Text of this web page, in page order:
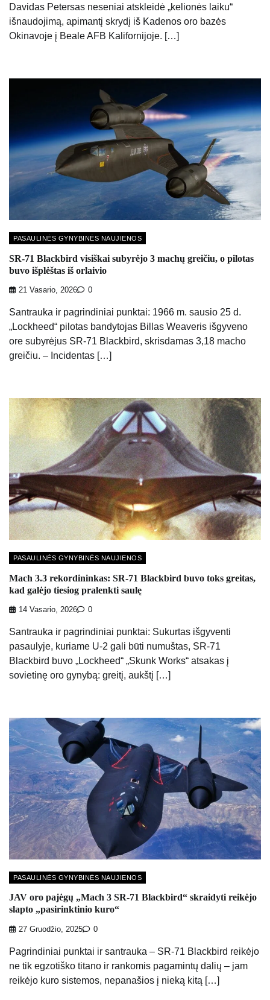
Davidas Petersas neseniai atskleidė „kelionės laiku“
išnaudojimą, apimantį skrydį iš Kadenos oro bazės
Okinavoje į Beale AFB Kalifornijoje. […]
PASAULINĖS GYNYBINĖS NAUJIENOS
SR-71 Blackbird visiškai subyrėjo 3 machų greičiu, o pilotas
buvo išplėštas iš orlaivio
21 Vasario, 2026 0
Santrauka ir pagrindiniai punktai: 1966 m. sausio 25 d.
„Lockheed“ pilotas bandytojas Billas Weaveris išgyveno
ore subyrėjus SR-71 Blackbird, skrisdamas 3,18 macho
greičiu. – Incidentas […]
PASAULINĖS GYNYBINĖS NAUJIENOS
Mach 3.3 rekordininkas: SR-71 Blackbird buvo toks greitas,
kad galėjo tiesiog pralenkti saulę
14 Vasario, 2026 0
Santrauka ir pagrindiniai punktai: Sukurtas išgyventi
pasaulyje, kuriame U-2 gali būti numuštas, SR-71
Blackbird buvo „Lockheed“ „Skunk Works“ atsakas į
sovietinę oro gynybą: greitį, aukštį […]
PASAULINĖS GYNYBINĖS NAUJIENOS
JAV oro pajėgų „Mach 3 SR-71 Blackbird“ skraidyti reikėjo
slapto „pasirinktinio kuro“
27 Gruodžio, 2025 0
Pagrindiniai punktai ir santrauka – SR-71 Blackbird reikėjo
ne tik egzotiško titano ir rankomis pagamintų dalių – jam
reikėjo kuro sistemos, nepanašios į nieką kitą […]